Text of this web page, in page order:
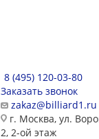
8 (495) 120-03-80
Заказать звонок
zakaz@billiard1.ru
г. Москва, ул.
2, 2-ой этаж